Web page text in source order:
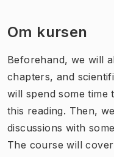
Om kursen
Beforehand, we will
chapters, and
will spend some time
this reading. Then,
discussions with
The course will